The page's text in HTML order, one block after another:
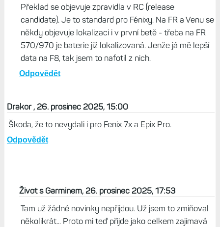
Překlad se objevuje zpravidla v RC (release
candidate). Je to standard pro Fénixy. Na FR a Venu se
někdy objevuje lokalizaci i v první betě - třeba na FR
570/970 je baterie již lokalizovaná. Jenže já mě lepší
data na F8, tak jsem to nafotil z nich.
Odpovědět
Drakor , 26. prosinec 2025, 15:00
Škoda, že to nevydali i pro Fenix 7x a Epix Pro.
Odpovědět